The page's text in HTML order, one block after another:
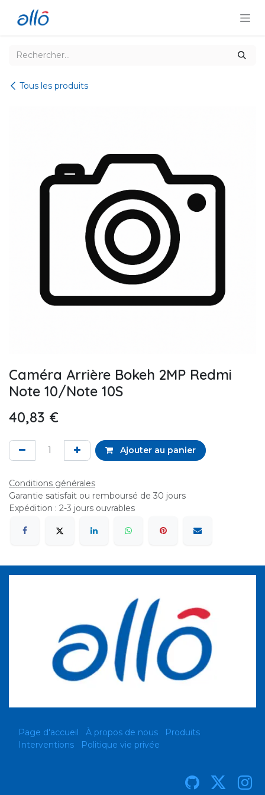
Tous les produits
Caméra Arrière Bokeh 2MP Redmi
Note 10/Note 10S
40,83 €
Ajouter au panier
Conditions générales
Garantie satisfait ou remboursé de 30 jours
Expédition : 2-3 jours ouvrables
Page d'accueil À propos de nous
Produits
Interventions
Politique vie privée